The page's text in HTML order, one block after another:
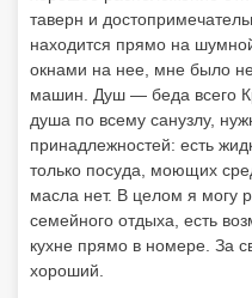
кухне прямо в номере. За
10
Сергей О.
19.09.2018
Превосходный